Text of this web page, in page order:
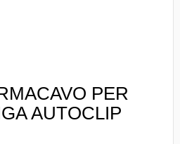
PER
AUTOCLIP